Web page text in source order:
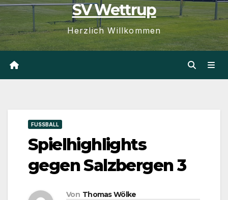
SV Wettrup
Herzlich Willkommen
FUSSBALL
Spielhighlights
gegen Salzbergen 3
Von Thomas Wölke